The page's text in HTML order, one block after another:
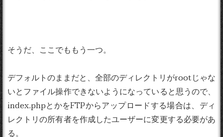
そうだ、ここでももう一つ。
デフォルトのままだと、全部のディレクトリがrootじゃな
いとファイル操作できないようになっていると思うので、
index.phpとかをFTPからアップロードする場合は、ディ
レクトリの所有者を作成したユーザーに変更する必要があ
る。